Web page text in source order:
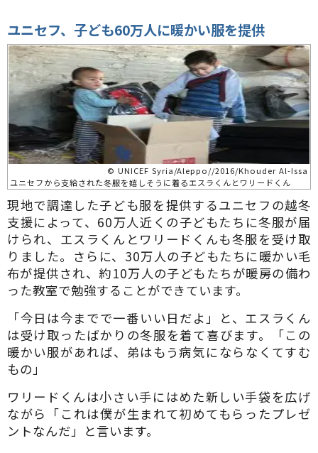
ユニセフ、子ども60万人に暖かい服を提供
© UNICEF Syria/Aleppo//2016/Khouder Al-Issa
ユニセフから支給された冬服を嬉しそうに着るエスラくんとワリードくん
現地で調達した子ども服を提供するユニセフの越冬
支援によって、60万人近くの子どもたちに冬服が届
けられ、エスラくんとワリードくんも冬服を受け取
りました。さらに、30万人の子どもたちに暖かい毛
布が提供され、約10万人の子どもたちが暖房の備わ
った教室で勉強することができています。
「今日は今までで一番いい日だよ」と、エスラくん
は受け取ったばかりの冬服を着て喜びます。「この
暖かい服があれば、弟はもう病気にならなくてすむ
もの」
ワリードくんは小さい手にはめた新しい手袋を広げ
ながら「これは僕が生まれて初めてもらったプレゼ
ントなんだ」と言います。